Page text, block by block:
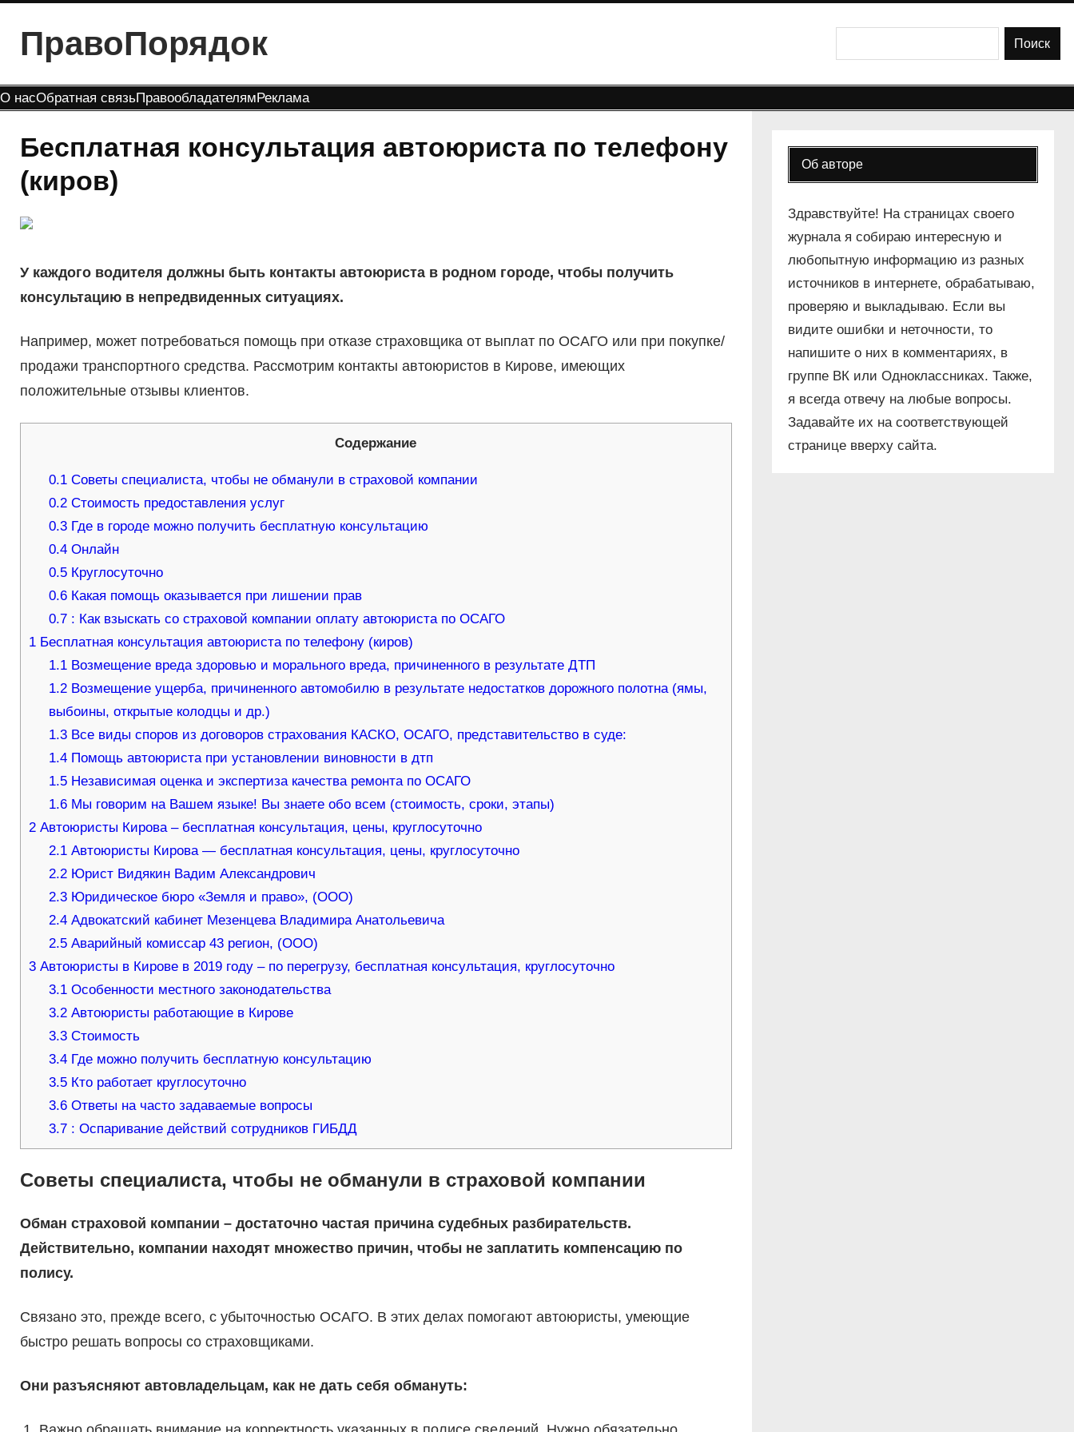
содержимому
ПравоПорядок Поиск
О насОбратная связьПравообладателямРеклама
Бесплатная консультация автоюриста по телефону
(киров)
У каждого водителя должны быть контакты автоюриста в родном городе, чтобы получить
консультацию в непредвиденных ситуациях.
Например, может потребоваться помощь при отказе страховщика от выплат по ОСАГО или при покупке/
продажи транспортного средства. Рассмотрим контакты автоюристов в Кирове, имеющих
положительные отзывы клиентов.
Содержание
0.1 Советы специалиста, чтобы не обманули в страховой компании
0.2 Стоимость предоставления услуг
0.3 Где в городе можно получить бесплатную консультацию
0.4 Онлайн
0.5 Круглосуточно
0.6 Какая помощь оказывается при лишении прав
0.7 : Как взыскать со страховой компании оплату автоюриста по ОСАГО
1Бесплатная консультация автоюриста по телефону (киров)
1.1 Возмещение вреда здоровью и морального вреда, причиненного в результате ДТП
1.2 Возмещение ущерба, причиненного автомобилю в результате недостатков дорожного полотна (ямы,
выбоины, открытые колодцы и др.)
1.3 Все виды споров из договоров страхования КАСКО, ОСАГО, представительство в суде:
1.4 Помощь автоюриста при установлении виновности в дтп
1.5 Независимая оценка и экспертиза качества ремонта по ОСАГО
1.6 Мы говорим на Вашем языке! Вы знаете обо всем (стоимость, сроки, этапы)
2Автоюристы Кирова – бесплатная консультация, цены, круглосуточно
2.1 Автоюристы Кирова — бесплатная консультация, цены, круглосуточно
2.2 Юрист Видякин Вадим Александрович
2.3 Юридическое бюро «Земля и право», (ООО)
2.4 Адвокатский кабинет Мезенцева Владимира Анатольевича
2.5 Аварийный комиссар 43 регион, (ООО)
3Автоюристы в Кирове в 2019 году – по перегрузу, бесплатная консультация, круглосуточно
3.1 Особенности местного законодательства
3.2 Автоюристы работающие в Кирове
3.3 Стоимость
3.4 Где можно получить бесплатную консультацию
3.5 Кто работает круглосуточно
3.6 Ответы на часто задаваемые вопросы
3.7 : Оспаривание действий сотрудников ГИБДД
Советы специалиста, чтобы не обманули в страховой компании
Обман страховой компании – достаточно частая причина судебных разбирательств.
Действительно, компании находят множество причин, чтобы не заплатить компенсацию по
полису.
Связано это, прежде всего, с убыточностью ОСАГО. В этих делах помогают автоюристы, умеющие
быстро решать вопросы со страховщиками.
Они разъясняют автовладельцам, как не дать себя обмануть:
Об авторе
Здравствуйте! На страницах своего
журнала я собираю интересную и
любопытную информацию из разных
источников в интернете, обрабатываю,
проверяю и выкладываю. Если вы
видите ошибки и неточности, то
напишите о них в комментариях, в
группе ВК или Одноклассниках. Также,
я всегда отвечу на любые вопросы.
Задавайте их на соответствующей
странице вверху сайта.